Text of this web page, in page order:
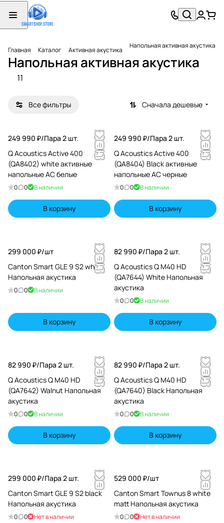
Главная Каталог Активная акустика Напольная активная акустика
Напольная активная акустика
11
Все фильтры Сначала дешевые
249 990 ₽/Пара 2 шт.
Q Acoustics Active 400
(QA8402) white активные
напольные АС белые
0 0 В наличии
В корзину
249 990 ₽/Пара 2 шт.
Q Acoustics Active 400
(QA8404) Black активные
напольные АС черные
0 0 В наличии
В корзину
299 000 ₽/шт
Canton Smart GLE 9 S2 white
Напольная акустика
0 0 В наличии
В корзину
82 990 ₽/Пара 2 шт.
Q Acoustics Q M40 HD
(QA7644) White Напольная
акустика
0 0 В наличии
В корзину
82 990 ₽/Пара 2 шт.
Q Acoustics Q M40 HD
(QA7642) Walnut Напольная
акустика
0 0 В наличии
В корзину
82 990 ₽/Пара 2 шт.
Q Acoustics Q M40 HD
(QA7640) Black Напольная
акустика
0 0 В наличии
В корзину
299 000 ₽/Пара 2 шт.
Canton Smart GLE 9 S2 black
Напольная акустика
0 0 Нет в наличии
529 000 ₽/шт
Canton Smart Townus 8 white
matt Напольная акустика
0 0 Нет в наличии